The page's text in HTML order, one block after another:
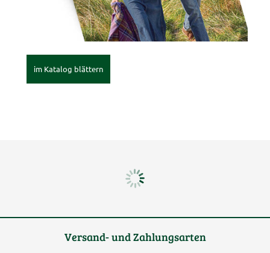
im Katalog blättern
Versand- und Zahlungsarten